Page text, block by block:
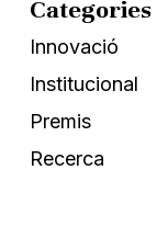
Categories
Innovació
Institucional
Premis
Recerca